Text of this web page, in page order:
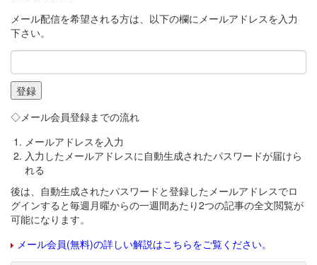
メール配信を希望される方は、以下の欄にメールアドレスを入力
下さい。
◇メール会員登録までの流れ
メールアドレスを入力
入力したメールアドレスに自動生成されたパスワードが届けら
れる
後は、自動生成されたパスワードと登録したメールアドレスでロ
グインすると毎週月曜からの一週間あたり2つの記事の全文閲覧が
可能になります。
メール会員(無料)の詳しい解説はこちらをご覧ください。